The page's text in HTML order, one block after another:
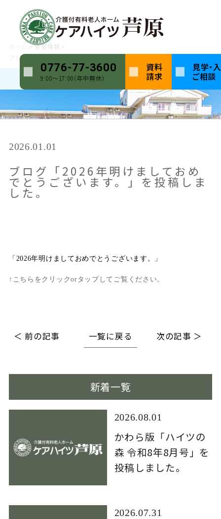
0776-77-3600
9:00〜17:00（年中無休）
資料
請求
見学・
ご相談
新着情報
ブログ「2026年明けましておめでとうございます。」を投稿しました。
2026.01.01
ブログ「2026年明けましておめ
でとうございます。」を投稿しま
した。
「2026年明けましておめでとうございます。」
↑こちらをクリックorタップしてご覧ください。
＜ 前の記事 一覧に戻る 次の記事 ＞
新着一覧
2026.08.01
かわら版「ハイツの
森 令和8年8月号」を
投稿しました。
2026.07.31